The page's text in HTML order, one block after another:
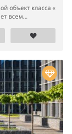
объект класса «
всем...